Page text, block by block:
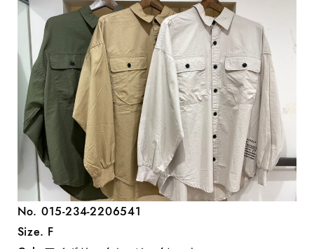
No. 015-234-2206541
Size. F